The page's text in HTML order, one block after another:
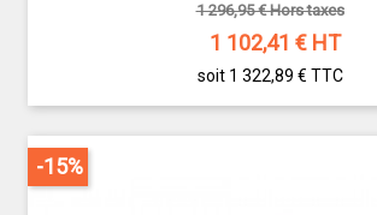
1 296,95 € Hors taxes
1 102,41 € HT
soit 1 322,89 € TTC
-15%